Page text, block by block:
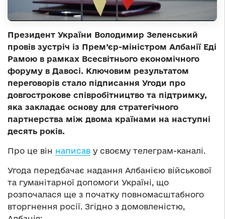
Президент України Володимир Зеленський
провів зустріч із Прем’єр-міністром Албанії Еді
Рамою в рамках Всесвітнього економічного
форуму в Давосі. Ключовим результатом
переговорів стало підписання Угоди про
довгострокове співробітництво та підтримку,
яка закладає основу для стратегічного
партнерства між двома країнами на наступні
десять років.
Про це він написав у своєму телеграм-каналі.
Угода передбачає надання Албанією військової
та гуманітарної допомоги Україні, що
розпочалася ще з початку повномасштабного
вторгнення росії. Згідно з домовленістю,